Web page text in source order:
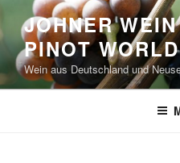
to
content
JOHNER
PINOT
Wein aus Deutschland und